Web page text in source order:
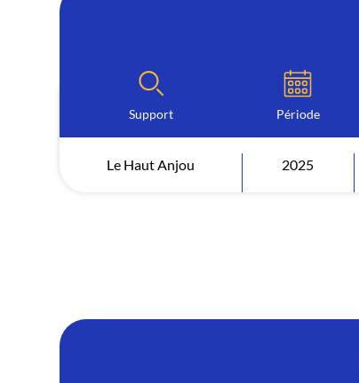
Support Période
Le Haut Anjou 2025